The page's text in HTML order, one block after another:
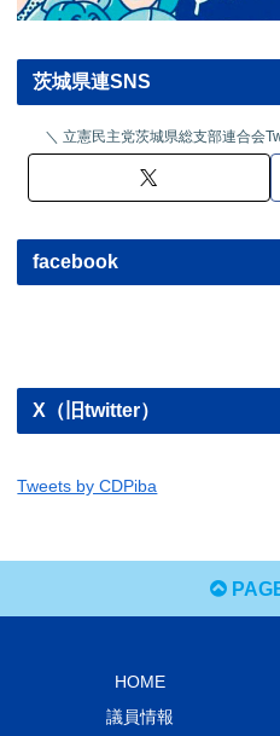
茨城県連SNS
立憲民主党茨城県総支部連合会
facebook
X（旧twitter）
Tweets by CDPiba
HOME
議員情報